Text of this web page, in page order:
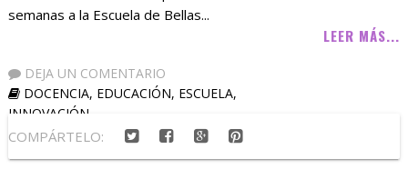
semanas a la Escuela de Bellas...
LEER MÁS...
DEJA UN COMENTARIO
DOCENCIA, EDUCACIÓN, ESCUELA,
INNOVACIÓN
COMPÁRTELO: